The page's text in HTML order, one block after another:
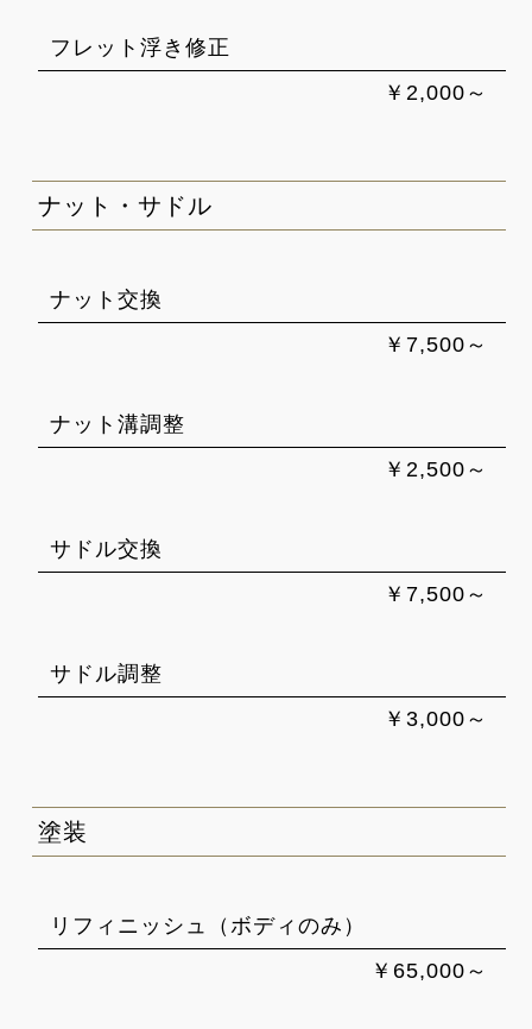
フレット浮き修正
￥2,000～
ナット・サドル
ナット交換
￥7,500～
ナット溝調整
￥2,500～
サドル交換
￥7,500～
サドル調整
￥3,000～
塗装
リフィニッシュ（ボディのみ）
￥65,000～